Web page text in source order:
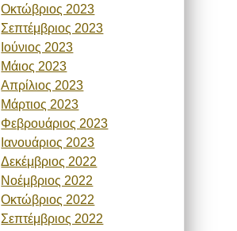
Οκτώβριος 2023
Σεπτέμβριος 2023
Ιούνιος 2023
Μάιος 2023
Απρίλιος 2023
Μάρτιος 2023
Φεβρουάριος 2023
Ιανουάριος 2023
Δεκέμβριος 2022
Νοέμβριος 2022
Οκτώβριος 2022
Σεπτέμβριος 2022